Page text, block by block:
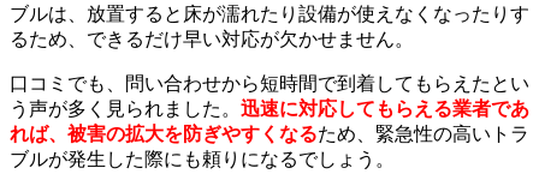
ブルは、放置すると床が濡れたり設備が使えなくなったりす
るため、できるだけ早い対応が欠かせません。
口コミでも、問い合わせから短時間で到着してもらえたとい
う声が多く見られました。 迅速に対応してもらえる業者であ
れば、被害の拡大を防ぎやすくなるため、緊急性の高いトラ
ブルが発生した際にも頼りになるでしょう。